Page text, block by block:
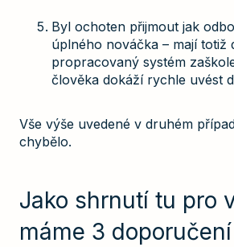
Byl ochoten přijmout jak
úplného nováčka – mají totiž
propracovaný systém
člověka dokáží rychle uvést
Vše výše uvedené v druhém
chybělo.
Jako shrnutí tu pro
máme 3